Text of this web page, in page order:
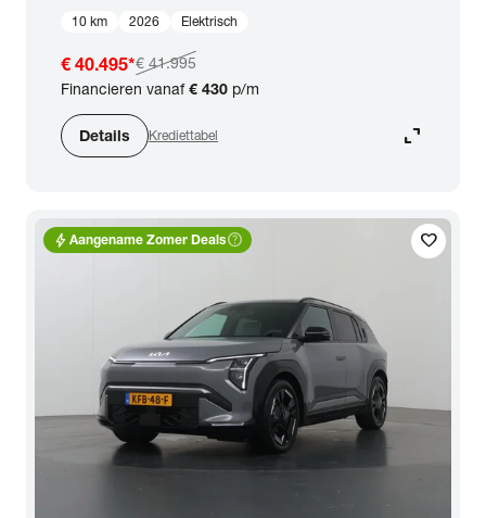
10 km 2026 Elektrisch
€ 40.495*€ 41.995
Financieren vanaf€ 430 p/m
Details Krediettabel expand_content
favorite
bolt Aangename Zomer Dealshelp_outline